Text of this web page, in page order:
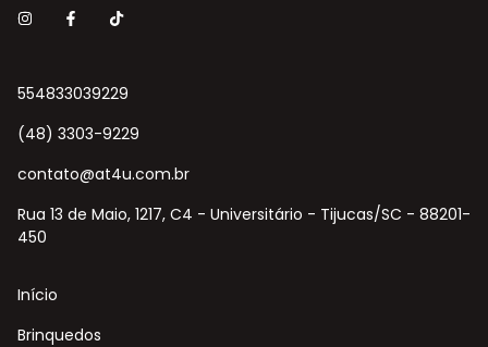
554833039229
(48) 3303-9229
contato@at4u.com.br
Rua 13 de Maio, 1217, C4 - Universitário - Tijucas/SC - 88201-
450
Início
Brinquedos